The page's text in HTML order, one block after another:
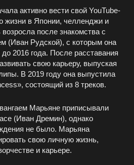
активно вести свой YouTube-
жизни в Японии, челленджи и
после знакомства с
(Иван Рудской), с которым она
2016 года. После расставания
свою карьеру, выпуская
В 2019 году она выпустила
состоящий из 8 треков.
Марьяне приписывали
(Иван Дремин), однако
не было. Марьяна
свою личную жизнь,
и карьере.